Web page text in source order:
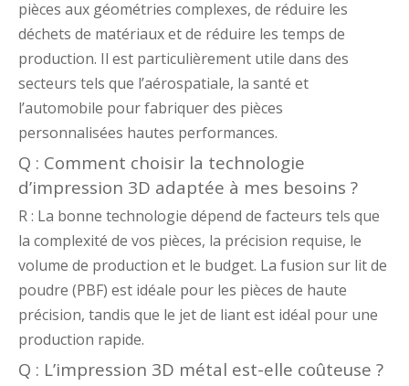
pièces aux géométries complexes, de réduire les
déchets de matériaux et de réduire les temps de
production. Il est particulièrement utile dans des
secteurs tels que l’aérospatiale, la santé et
l’automobile pour fabriquer des pièces
personnalisées hautes performances.
Q : Comment choisir la technologie
d’impression 3D adaptée à mes besoins ?
R : La bonne technologie dépend de facteurs tels que
la complexité de vos pièces, la précision requise, le
volume de production et le budget. La fusion sur lit de
poudre (PBF) est idéale pour les pièces de haute
précision, tandis que le jet de liant est idéal pour une
production rapide.
Q : L’impression 3D métal est-elle coûteuse ?